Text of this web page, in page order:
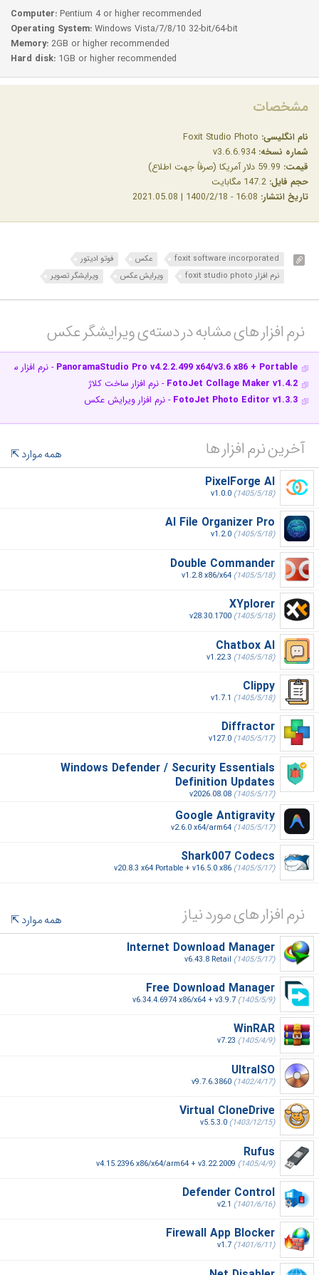
Computer: Pentium 4 or higher recommended
Operating System: Windows Vista/7/8/10 32-bit/64-bit
Memory: 2GB or higher recommended
Hard disk: 1GB or higher recommended
مشخصات
نام انگلیسی:
شماره نسخه: v3.6.6.934
قیمت:
حجم فایل:
تاریخ انتشار:
foxit software incorporated عکس
فوتو ادیتور
نرم افزار foxit studio photo
ویرایش عکس ویرایشگر تصویر
نرم افزار های مشابه در دسته‌ی‌ ویرایشگر عکس‎
PanoramaStudio Pro v4.2.2.499 x64/v3.6 x86 + Portable - نرم افزار
FotoJet Collage Maker v1.4.2 - نرم افزار ساخت کلاژ
FotoJet Photo Editor v1.3.3 - نرم افزار ویرایش عکس
آخرین نرم افزار ها
همه موارد
PixelForge AI
v1.0.0 (1405/5/18)
AI File Organizer Pro
v1.2.0 (1405/5/18)
Double Commander
v1.2.8 x86/x64 (1405/5/18)
XYplorer
v28.30.1700 (1405/5/18)
Chatbox AI
v1.22.3 (1405/5/18)
Clippy
v1.7.1 (1405/5/18)
Diffractor
v127.0 (1405/5/17)
Windows Defender / Security Essentials
Definition Updates
v2026.08.08 (1405/5/17)
Google Antigravity
v2.6.0 x64/arm64 (1405/5/17)
Shark007 Codecs
v20.8.3 x64 Portable + v16.5.0 x86 (1405/5/17)
نرم افزار های مورد نیاز
همه موارد
Internet Download Manager
v6.43.8 Retail (1405/5/17)
Free Download Manager
v6.34.4.6974 x86/x64 + v3.9.7 (1405/5/9)
WinRAR
v7.23 (1405/4/9)
UltraISO
v9.7.6.3860 (1402/4/17)
Virtual CloneDrive
v5.5.3.0 (1403/12/15)
Rufus
v4.15.2396 x86/x64/arm64 + v3.22.2009 (1405/4/9)
Defender Control
v2.1 (1401/6/16)
Firewall App Blocker
v1.7 (1401/6/11)